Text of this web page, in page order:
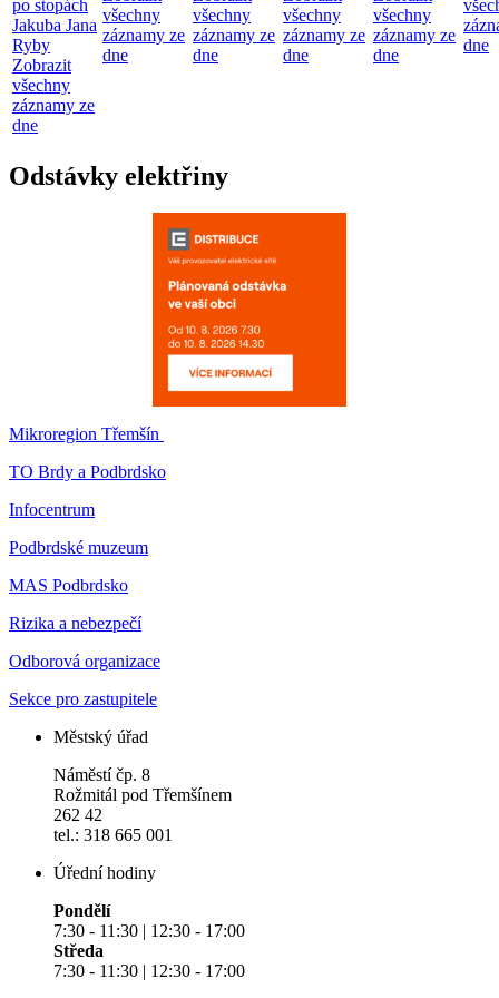
po stopách
Jakuba Jana
Ryby
Zobrazit
všechny
záznamy ze
dne
všechny
záznamy ze
dne
všechny
záznamy ze
dne
všechny
záznamy ze
dne
všechny
záznamy ze
dne
dne
Odstávky elektřiny
Mikroregion Třemšín
TO Brdy a Podbrdsko
Infocentrum
Podbrdské muzeum
MAS Podbrdsko
Rizika a nebezpečí
Odborová organizace
Sekce pro zastupitele
Městský úřad
Náměstí čp. 8
Rožmitál pod Třemšínem
262 42
tel.: 318 665 001
Úřední hodiny
Pondělí
7:30 - 11:30 | 12:30 - 17:00
Středa
7:30 - 11:30 | 12:30 - 17:00